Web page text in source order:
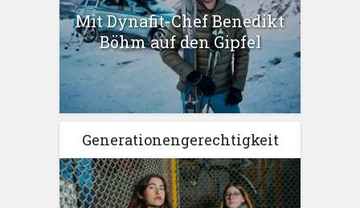
Mit Dynafit-Chef Benedikt
Böhm auf den Gipfel
Generationengerechtigkeit